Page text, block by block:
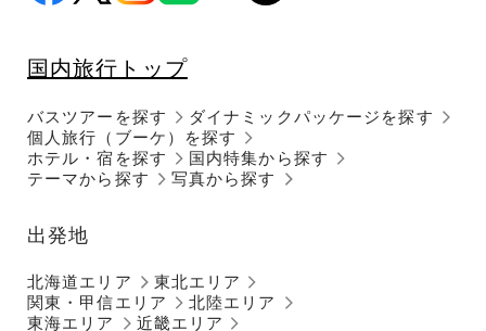
国内旅行トップ
バスツアーを探す
個人旅行（ブーケ）を探す
ダイナミックパッケージを探す
ホテル・宿を探す
国内特集から探す
テーマから探す
写真から探す
出発地
北海道エリア
東北エリア
関東・甲信エリア
北陸エリア
東海エリア
近畿エリア